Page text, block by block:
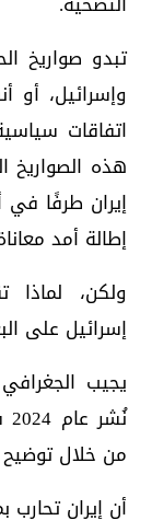
‏تبدو صواريخ
وإسرائيل،
اتفاقات
هذه الصواريخ
إيران طرفًا
إطالة أمد
‏ولكن، لماذا
إسرائيل على
‏يجيب
من خلال توضيح
‏أن إيران تحارب